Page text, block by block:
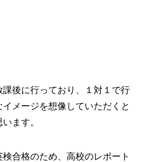
後に行っており、１対１で行
メージを想像していただくと
ます。
合格のため、高校のレポート